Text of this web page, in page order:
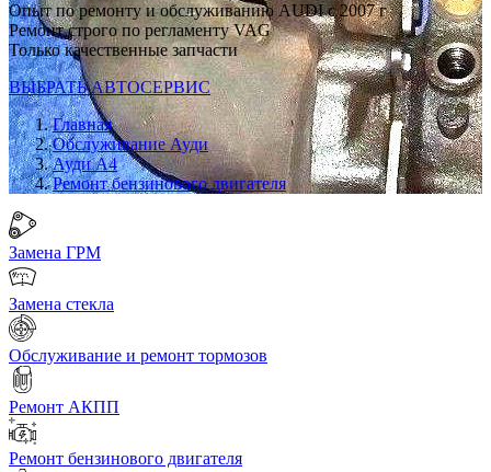
Опыт по ремонту и обслуживанию AUDI с 2007 г
Ремонт строго по регламенту VAG
Только качественные запчасти
ВЫБРАТЬ АВТОСЕРВИС
Главная
Обслуживание Ауди
Ауди А4
Ремонт бензинового двигателя
Замена ГРМ
Замена стекла
Обслуживание и ремонт тормозов
Ремонт АКПП
Ремонт бензинового двигателя